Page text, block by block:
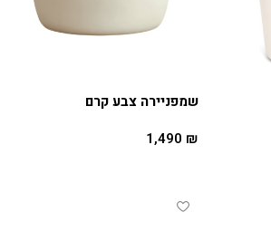
שמפניירה צבע קרם
1,490 ₪